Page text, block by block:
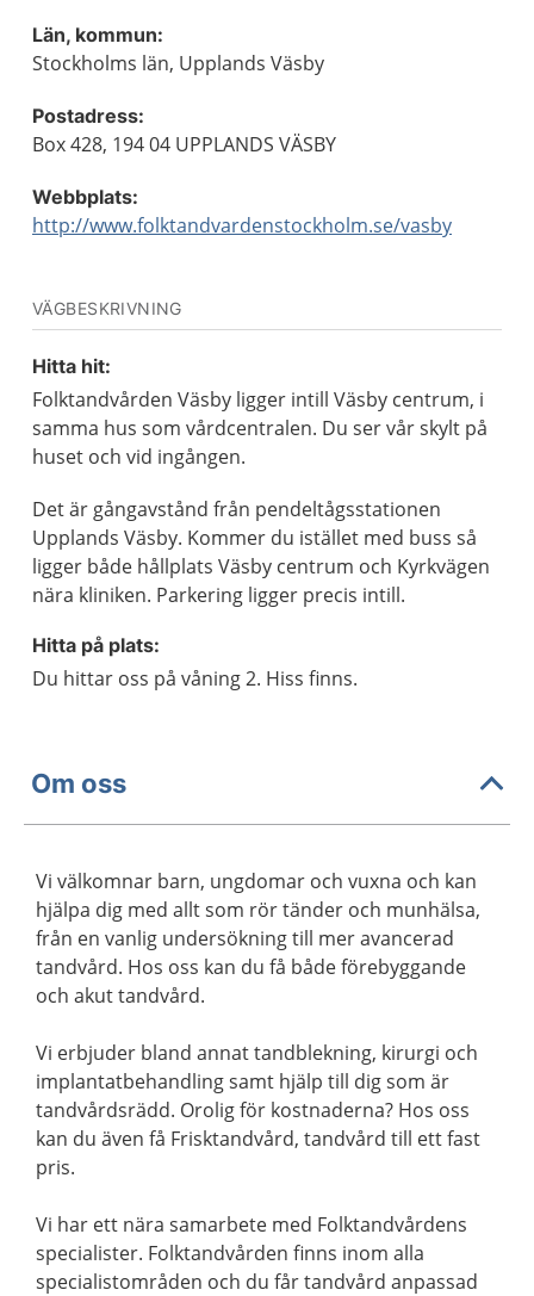
Län, kommun:
Stockholms län, Upplands Väsby
Postadress:
Box 428, 194 04 UPPLANDS VÄSBY
Webbplats:
http://www.folktandvardenstockholm.se/vasby
VÄGBESKRIVNING
Hitta hit:
Folktandvården Väsby ligger intill Väsby centrum, i
samma hus som vårdcentralen. Du ser vår skylt på
huset och vid ingången.
Det är gångavstånd från pendeltågsstationen
Upplands Väsby. Kommer du istället med buss så
ligger både hållplats Väsby centrum och Kyrkvägen
nära kliniken. Parkering ligger precis intill.
Hitta på plats:
Du hittar oss på våning 2. Hiss finns.
Om oss
Vi välkomnar barn, ungdomar och vuxna och kan
hjälpa dig med allt som rör tänder och munhälsa,
från en vanlig undersökning till mer avancerad
tandvård. Hos oss kan du få både förebyggande
och akut tandvård.
Vi erbjuder bland annat tandblekning, kirurgi och
implantatbehandling samt hjälp till dig som är
tandvårdsrädd. Orolig för kostnaderna? Hos oss
kan du även få Frisktandvård, tandvård till ett fast
pris.
Vi har ett nära samarbete med Folktandvårdens
specialister. Folktandvården finns inom alla
specialistområden och du får tandvård anpassad